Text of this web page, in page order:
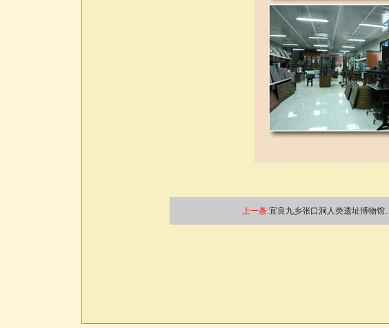
上一条:宜良九乡张口洞人类遗址博物馆..